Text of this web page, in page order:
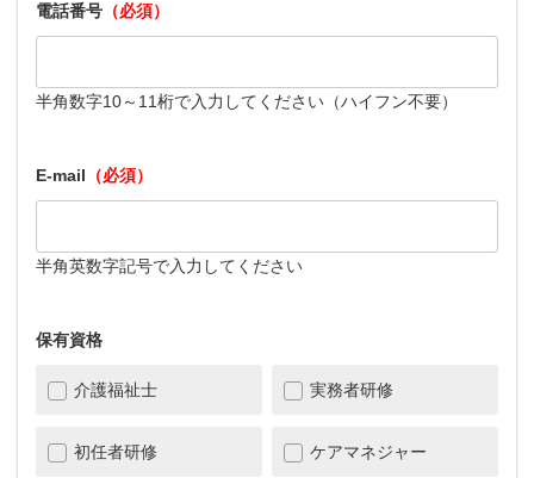
電話番号 （必須）
半角数字10～11桁で入力してください（ハイフン不要）
E-mail （必須）
半角英数字記号で入力してください
保有資格
介護福祉士 実務者研修
初任者研修 ケアマネジャー